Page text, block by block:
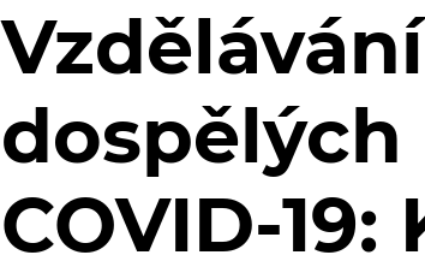
Vzdělávání
dospělých
COVID-19: